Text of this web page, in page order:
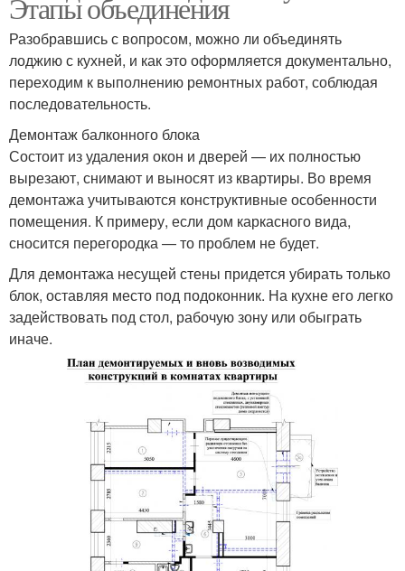
Разобравшись с вопросом, можно ли объединять
лоджию с кухней, и как это оформляется документально,
переходим к выполнению ремонтных работ, соблюдая
последовательность.
Демонтаж балконного блока
Состоит из удаления окон и дверей — их полностью
вырезают, снимают и выносят из квартиры. Во время
демонтажа учитываются конструктивные особенности
помещения. К примеру, если дом каркасного вида,
сносится перегородка — то проблем не будет.
Для демонтажа несущей стены придется убирать только
блок, оставляя место под подоконник. На кухне его легко
задействовать под стол, рабочую зону или обыграть
иначе.